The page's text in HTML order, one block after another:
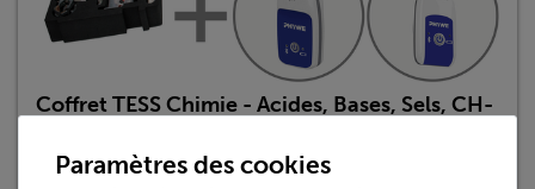
Coffret TESS Chimie - Acides, Bases, Sels, CH-
Article n°. 25302-88D | Type : Set
Paramètres des cookies